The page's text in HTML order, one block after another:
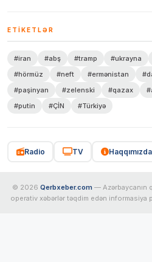
ETIKETLƏR
#iran #abş #tramp #ukrayna
#hörmüz
#neft #ermənistan
#paşinyan
#zelenski #qazax
#putin
#ÇİN #Türkiyə
Radio TV Haqqımızda
© 2026 Qerbxeber.com — Azərbaycanın
operativ xəbərlər təqdim edən informasiya